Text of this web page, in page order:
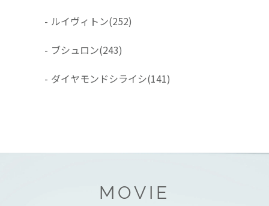
- ルイヴィトン(252)
- ブシュロン(243)
- ダイヤモンドシライシ(141)
MOVIE